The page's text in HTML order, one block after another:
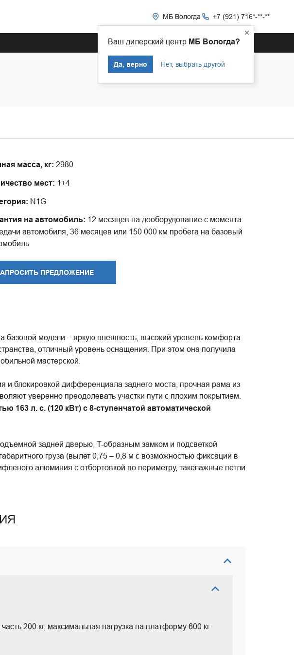
МБ Вологда +7 (921) 716*-**-**
масса, кг:2980
мест: 1+4
N1G
на автомобиль: 12 месяцев на дооборудование с момента
автомобиля, 36 месяцев или 150 000 км пробега на базовый
ПРЕДЛОЖЕНИЕ
модели – яркую внешность, высокий уровень комфорта
отличный уровень оснащения. При этом она получила
мастерской.
блокировкой дифференциала заднего моста, прочная рама из
уверенно преодолевать участки пути с плохим покрытием.
л. с. (120 кВт) с 8-ступенчатой автоматической
задней дверью, T-образным замком и подсветкой
груза (вылет 0,75 – 0,8 м с возможностью фиксации в
алюминия с отбортовкой по периметру, такелажные петли
200 кг, максимальная нагрузка на платформу 600 кг
Ваш дилерский центр МБ Вологда?
Да, верно Нет, выбрать другой